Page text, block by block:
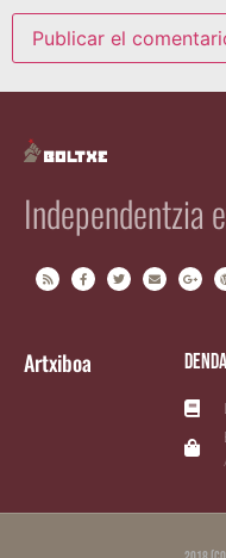
Independentzia
Artxiboa Denda